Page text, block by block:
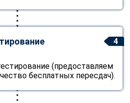
4
(предоставляем
бесплатных пересдач).